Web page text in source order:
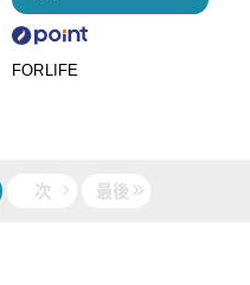
FORLIFE
次 最後